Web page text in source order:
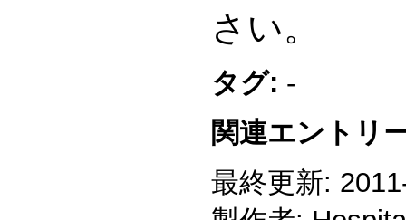
さい。
タグ: -
関連エントリ
最終更新: